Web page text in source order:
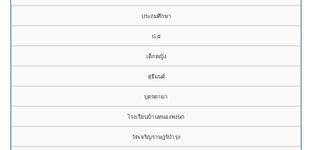
ประถมศึกษา
ป.๕
เด็กหญิง
สุธีมนต์
บุตรดามา
โรงเรียนบ้านหนองพงนก
วัดเจริญราษฎร์บำรุง